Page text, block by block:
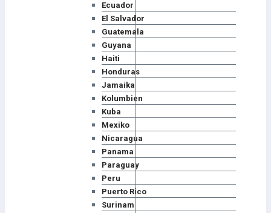
Ecuador
El Salvador
Guatemala
Guyana
Haiti
Honduras
Jamaika
Kolumbien
Kuba
Mexiko
Nicaragua
Panama
Paraguay
Peru
Puerto Rico
Surinam